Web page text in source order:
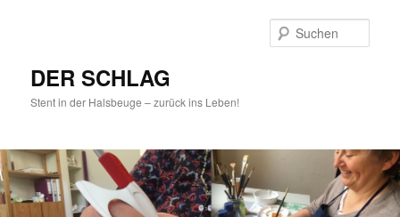
DER SCHLAG
Stent in der Halsbeuge – zurück ins Leben!